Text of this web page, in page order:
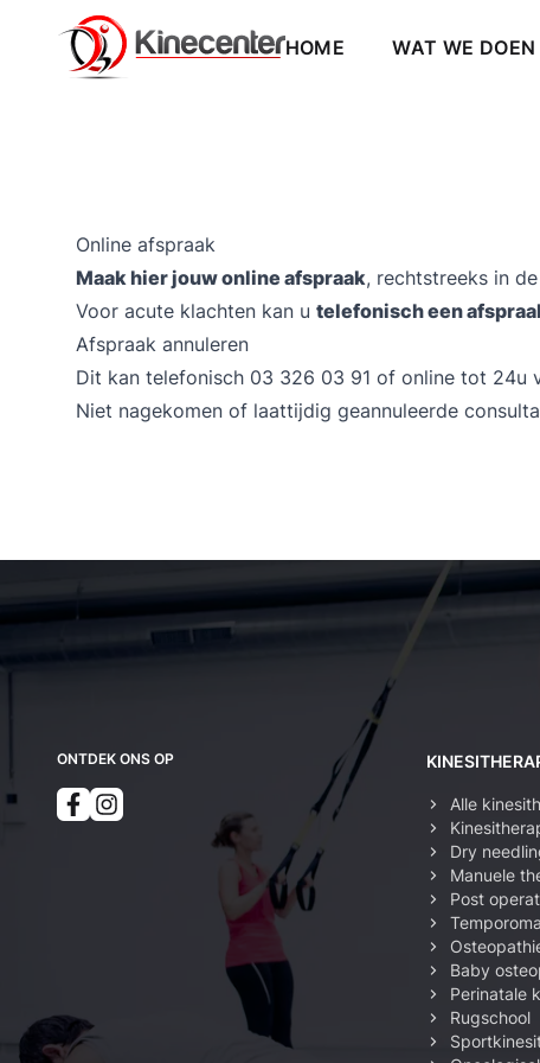
HOME
WAT WE DOEN
Online afspraak
Maak hier jouw online afspraak, rechtstreeks in
Voor acute klachten kan u telefonisch een
Afspraak annuleren
Dit kan telefonisch 03 326 03 91 of online tot 24u
Niet nagekomen of laattijdig geannuleerde
ONTDEK ONS OP
Alle
Dry
Manuele
Post
Baby
Perinatale
Rugschool